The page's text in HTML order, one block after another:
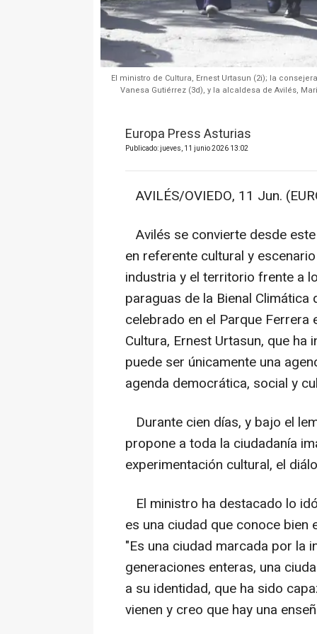
El ministro de Cultura, Ernest Urtasun (2i); la
Vanesa Gutiérrez (3d), y la alcaldesa de Avilés,
Europa Press Asturias
Publicado: jueves, 11 junio 2026 13:02
AVILÉS/OVIEDO, 11 Jun.
Avilés se convierte desde
en referente cultural y
industria y el territorio frente a
paraguas de la Bienal
celebrado en el Parque
Cultura, Ernest Urtasun, que
puede ser únicamente una
agenda democrática, social y
Durante cien días, y bajo el
propone a toda la ciudadanía
experimentación cultural, el
El ministro ha destacado lo
es una ciudad que conoce
"Es una ciudad marcada por la
generaciones enteras, una
a su identidad, que ha sido
vienen y creo que hay una